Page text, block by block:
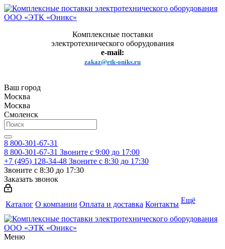
Комплексные поставки
электротехнического оборудования
e-mail:
zakaz@etk-oniks.ru
Ваш город
Москва
Москва
Смоленск
8 800-301-67-31
8 800-301-67-31 Звоните с 9:00 до 17:00
+7 (495) 128-34-48 Звоните с 8:30 до 17:30
Звоните с 8:30 до 17:30
Заказать звонок
Каталог О компании Оплата и доставка Контакты Ещё
Меню